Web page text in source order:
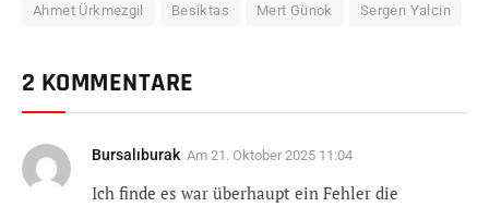
Ahmet Ürkmezgil Besiktas Mert Günok Sergen Yalcin
2 KOMMENTARE
Bursalıburak Am 21. Oktober 2025 11:04
Ich finde es war überhaupt ein Fehler die